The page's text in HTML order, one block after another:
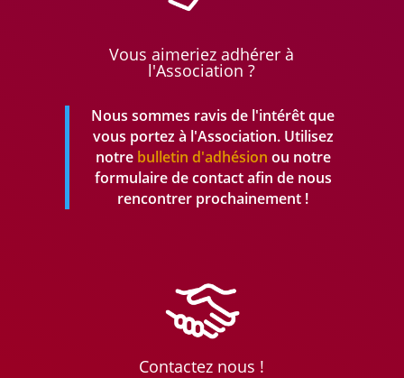
Vous aimeriez adhérer à
l'Association ?
Nous sommes ravis de l'intérêt que
vous portez à l'Association. Utilisez
notrebulletin d'adhésion ou notre
formulaire de contact afin de nous
rencontrer prochainement !
Contactez nous !